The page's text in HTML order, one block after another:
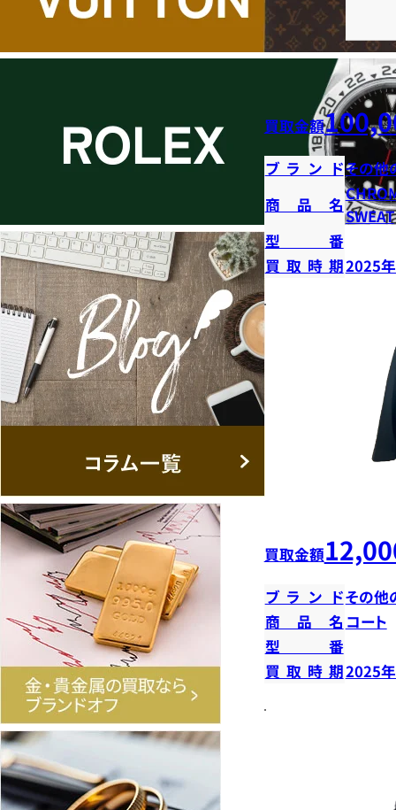
買取金額
ブランドその他
商品名
SWEAT
型番
買取時期2025
買取金額
ブランドその他
商品名 コート
型番
買取時期2025